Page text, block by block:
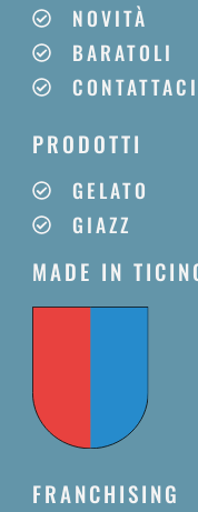
NOVITÀ
BARATOLI
CONTATTACI
PRODOTTI
GELATO
GIAZZ
MADE IN
FRANCHISING